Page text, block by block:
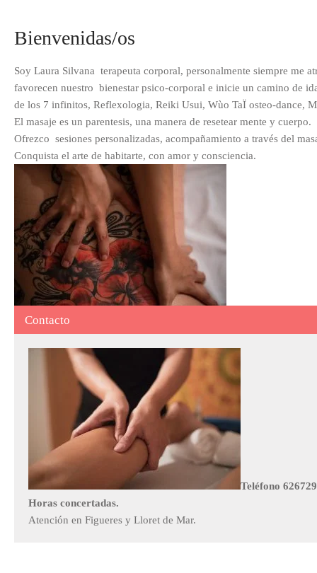
Bienvenidas/os
Soy Laura Silvana terapeuta corporal, personalmente siempre me
favorecen nuestro bienestar psico-corporal e inicie un camino de
de los 7 infinitos, Reflexologia, Reiki Usui, Wùo TaÏ osteo-dance,
El masaje es un parentesis, una manera de resetear mente y cuerpo.
Ofrezco sesiones personalizadas, acompañamiento a través del
Conquista el arte de habitarte, con amor y consciencia.
Contacto
Teléfono
Horas concertadas.
Atención en Figueres y Lloret de Mar.